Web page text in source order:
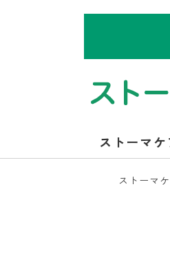
ストーマ
ストーマ